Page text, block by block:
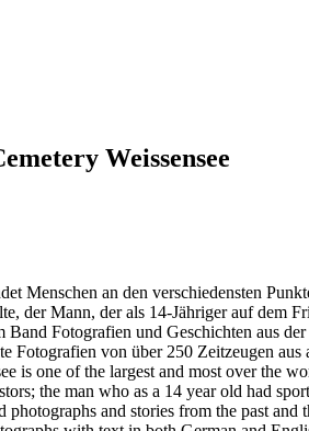
Weissensee
Menschen an den verschiedensten
der Mann, der als 14-Jähriger auf dem
Fotografien und Geschichten aus
Fotografien von über 250 Zeitzeugen
is one of the largest and most over the
the man who as a 14 year old had
and stories from the past